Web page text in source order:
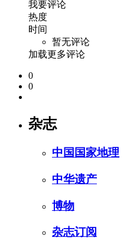
我要评论
热度
时间
暂无评论
加载更多评论
0
0
杂志
中国国家地理
中华遗产
博物
杂志订阅